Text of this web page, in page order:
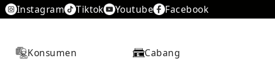
Instagram Tiktok Youtube Facebook
Konsumen Cabang